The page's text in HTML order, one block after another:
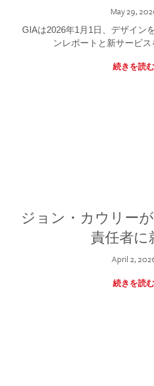
May 29,
GIAは2026年1月1日、デザイン
ンレポートと新サービス
続きを読む
ジョン・カウリー
責任者に
April 2,
続きを読む